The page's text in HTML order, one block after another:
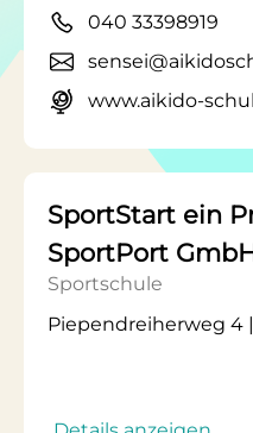
040 33398919
www.aikido-
SportStart ein
SportPort
Sportschule
Piependreiherweg 4